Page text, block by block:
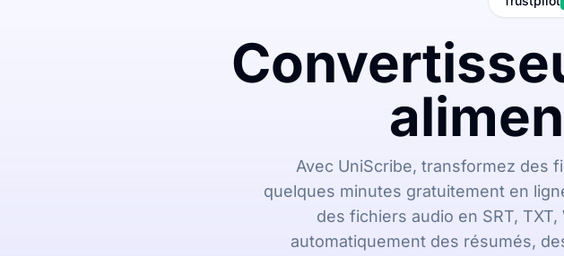
Avec UniScribe, transformez des
quelques minutes gratuitement en
des fichiers audio en SRT,
automatiquement des résumés,